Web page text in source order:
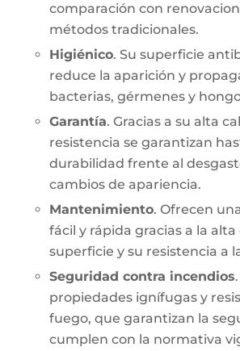
comparación con
métodos tradicionales.
Higiénico. Su superficie
reduce la aparición y
bacterias, gérmenes y
Garantía. Gracias a su alta
resistencia se garantizan
durabilidad frente al
cambios de apariencia.
Mantenimiento. Ofrecen
fácil y rápida gracias a la
superficie y su resistencia a
Seguridad contra incendios
propiedades ignífugas y
fuego, que garantizan la
cumplen con la normativa